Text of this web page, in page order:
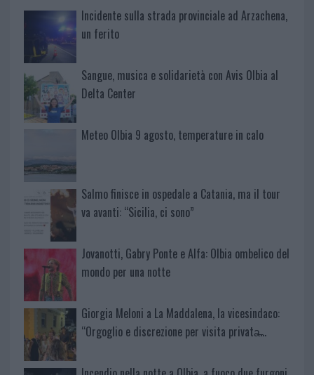
Incidente sulla strada provinciale ad Arzachena,
un ferito
Sangue, musica e solidarietà con Avis Olbia al
Delta Center
Meteo Olbia 9 agosto, temperature in calo
Salmo finisce in ospedale a Catania, ma il tour
va avanti: “Sicilia, ci sono”
Jovanotti, Gabry Ponte e Alfa: Olbia ombelico del
mondo per una notte
Giorgia Meloni a La Maddalena, la vicesindaco:
“Orgoglio e discrezione per visita privata̶…